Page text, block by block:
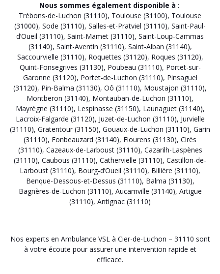
Nous sommes également disponible à :
Trébons-de-Luchon (31110), Toulouse (31100), Toulouse
(31000), Sode (31110), Salles-et-Pratviel (31110), Saint-Paul-
d’Oueil (31110), Saint-Mamet (31110), Saint-Loup-Cammas
(31140), Saint-Aventin (31110), Saint-Alban (31140),
Saccourvielle (31110), Roquettes (31120), Roques (31120),
Quint-Fonsegrives (31130), Poubeau (31110), Portet-sur-
Garonne (31120), Portet-de-Luchon (31110), Pinsaguel
(31120), Pin-Balma (31130), Oô (31110), Moustajon (31110),
Montberon (31140), Montauban-de-Luchon (31110),
Mayrègne (31110), Lespinasse (31150), Launaguet (31140),
Lacroix-Falgarde (31120), Juzet-de-Luchon (31110), Jurvielle
(31110), Gratentour (31150), Gouaux-de-Luchon (31110), Garin
(31110), Fonbeauzard (31140), Flourens (31130), Cirès
(31110), Cazeaux-de-Larboust (31110), Cazarilh-Laspènes
(31110), Caubous (31110), Cathervielle (31110), Castillon-de-
Larboust (31110), Bourg-d’Oueil (31110), Billière (31110),
Benque-Dessous-et-Dessus (31110), Balma (31130),
Bagnères-de-Luchon (31110), Aucamville (31140), Artigue
(31110), Antignac (31110)
Nos experts en Ambulance VSL à Cier-de-Luchon – 31110 sont
à votre écoute pour assurer une intervention rapide et
efficace.